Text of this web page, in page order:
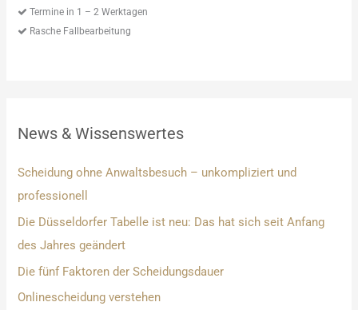
Termine in 1 – 2 Werktagen
Rasche Fallbearbeitung
News & Wissenswertes
Scheidung ohne Anwaltsbesuch – unkompliziert und
professionell
Die Düsseldorfer Tabelle ist neu: Das hat sich seit Anfang
des Jahres geändert
Die fünf Faktoren der Scheidungsdauer
Onlinescheidung verstehen